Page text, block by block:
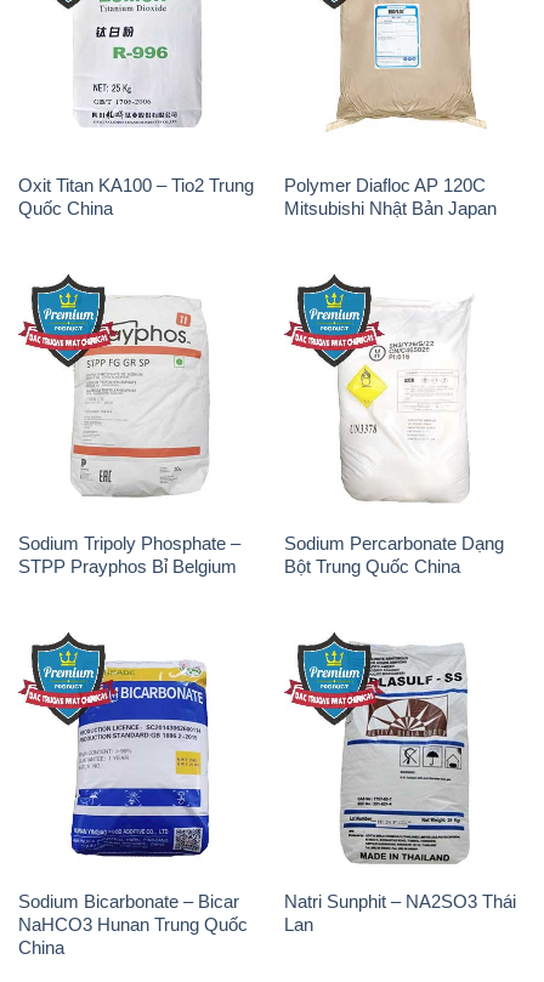
Oxit Titan KA100 – Tio2 Trung
Quốc China
Polymer Diafloc AP 120C
Mitsubishi Nhật Bản Japan
Sodium Tripoly Phosphate –
STPP Prayphos Bỉ Belgium
Sodium Percarbonate Dạng
Bột Trung Quốc China
Sodium Bicarbonate – Bicar
NaHCO3 Hunan Trung Quốc
China
Natri Sunphit – NA2SO3 Thái
Lan